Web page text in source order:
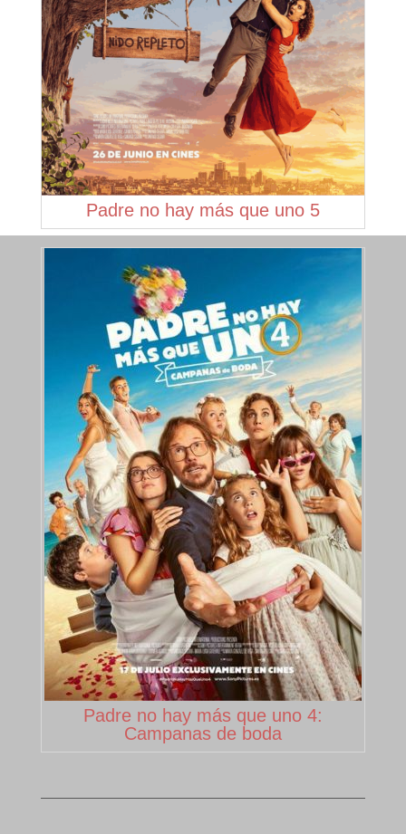
Padre no hay más que uno 5
Padre no hay más que uno 4:
Campanas de boda